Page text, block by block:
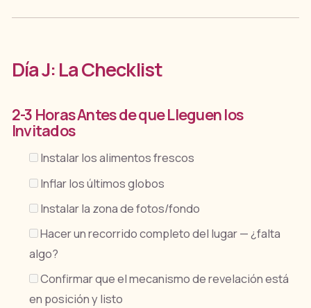
Día J: La Checklist
2-3 Horas Antes de que Lleguen los
Invitados
Instalar los alimentos frescos
Inflar los últimos globos
Instalar la zona de fotos/fondo
Hacer un recorrido completo del lugar — ¿falta
algo?
Confirmar que el mecanismo de revelación está
en posición y listo